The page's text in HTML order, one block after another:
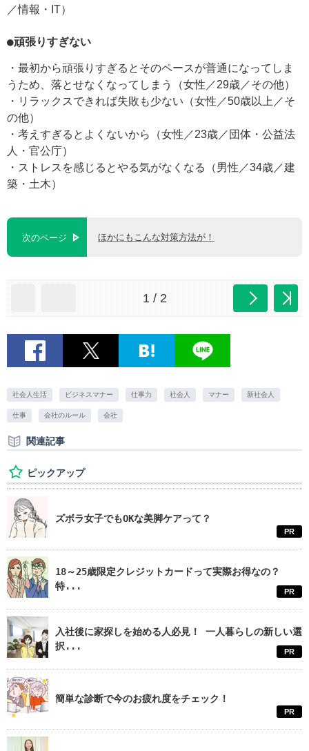
／情報・IT）
●頑張りすぎない
・最初から頑張りすぎるとそのペースが普通になってしま
うため、落とせなくなってしまう（女性／29歳／その他）
・リラックスできれば失敗も少ない（女性／50歳以上／そ
の他）
・考えすぎるとよくないから（女性／23歳／団体・公益法
人・官公庁）
・ストレスを感じるとやる気がなくなる（男性／34歳／建
築・土木）
次のページ ほかにもこんな対策方法が！
1 / 2
社会人生活 ビジネスマナー 仕事力 社会人 マナー 新社会人
仕事 会社のルール 会社
関連記事
ピックアップ
ズボラ女子でもOKな美脚ケアって？
PR
18～25歳限定クレジットカードって実際お得なの？
特...
PR
入社後に家探しを始める人必見！ 一人暮らしの新しい選
択...
PR
簡単な診断で今のお疲れ度をチェック！
PR